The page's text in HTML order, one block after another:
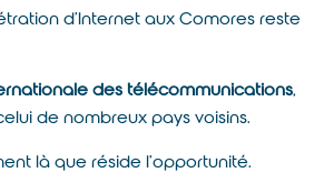
d’Internet aux Comores reste
des télécommunications,
de nombreux pays voisins.
là que réside l’opportunité.